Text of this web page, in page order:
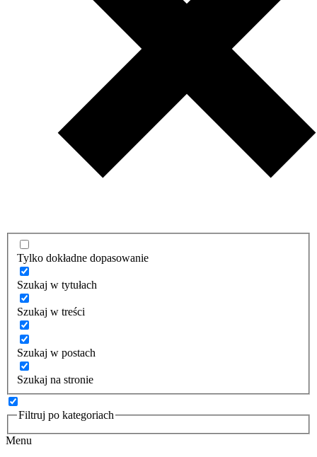
Tylko dokładne dopasowanie
Szukaj w tytułach
Szukaj w treści
Szukaj w postach
Szukaj na stronie
Filtruj po kategoriach
Menu